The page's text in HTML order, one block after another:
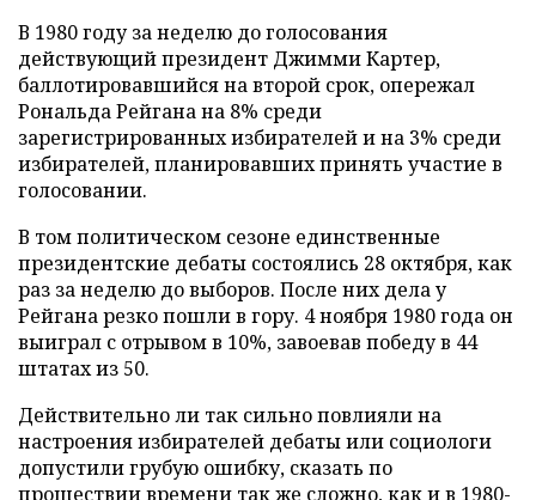
В 1980 году за неделю до голосования
действующий президент Джимми Картер,
баллотировавшийся на второй срок, опережал
Рональда Рейгана на 8% среди
зарегистрированных избирателей и на 3% среди
избирателей, планировавших принять участие в
голосовании.
В том политическом сезоне единственные
президентские дебаты состоялись 28 октября, как
раз за неделю до выборов. После них дела у
Рейгана резко пошли в гору. 4 ноября 1980 года он
выиграл с отрывом в 10%, завоевав победу в 44
штатах из 50.
Действительно ли так сильно повлияли на
настроения избирателей дебаты или социологи
допустили грубую ошибку, сказать по
прошествии времени так же сложно, как и в 1980-